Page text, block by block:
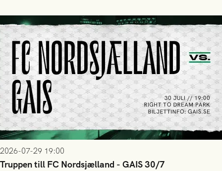
tennissiffror och det grönsvarta europaäventyret tog slut.
2026-07-29 19:00
Truppen till FC Nordsjælland - GAIS 30/7